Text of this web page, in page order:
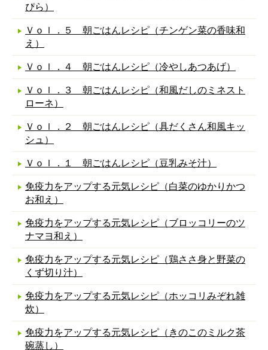
ぴら）
Ｖｏｌ．５ 朝ごはんレシピ（チンゲン菜の香味和
え）
Ｖｏｌ．４ 朝ごはんレシピ（冷やしあつあげ）
Ｖｏｌ．３ 朝ごはんレシピ（和風だしのミネスト
ローネ）
Ｖｏｌ．２ 朝ごはんレシピ（具だくさん和風キッ
シュ）
Ｖｏｌ．１ 朝ごはんレシピ（豆乳みそ汁）
免疫力をアップする元気レシピ（白菜のゆかりかつ
お和え）
免疫力をアップする元気レシピ（ブロッコリーのツ
ナマヨ和え）
免疫力をアップする元気レシピ（鶏ささ身と野菜の
くず切り汁）
免疫力をアップする元気レシピ（ホッコリみぞれ雑
炊）
免疫力をアップする元気レシピ（きのこのミルク茶
碗蒸し）